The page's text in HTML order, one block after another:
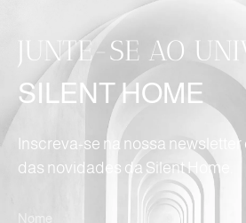
JUNTE-SE AO
SILENT HOME
Inscreva-se na nossa
das novidades da Silent Home.